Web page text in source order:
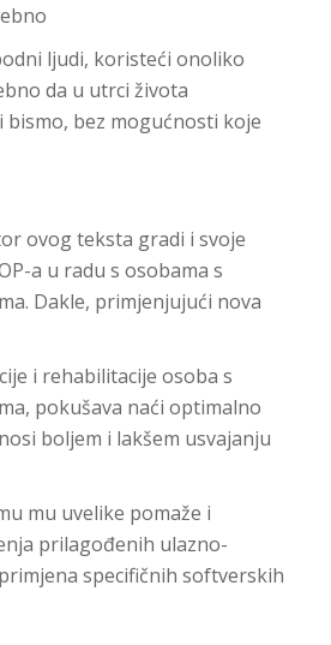
ljudi, koristeći onoliko
da u utrci života
bez mogućnosti koje
ovog teksta gradi i svoje
a u radu s osobama s
Dakle, primjenjujući nova
i rehabilitacije osoba s
pokušava naći optimalno
boljem i lakšem usvajanju
mu uvelike pomaže i
prilagođenih ulazno-
specifičnih softverskih